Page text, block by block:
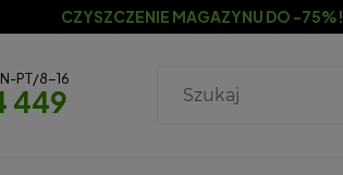
CZYSZCZENIE MAGAZYNU DO -75%!
PT/8-16
449